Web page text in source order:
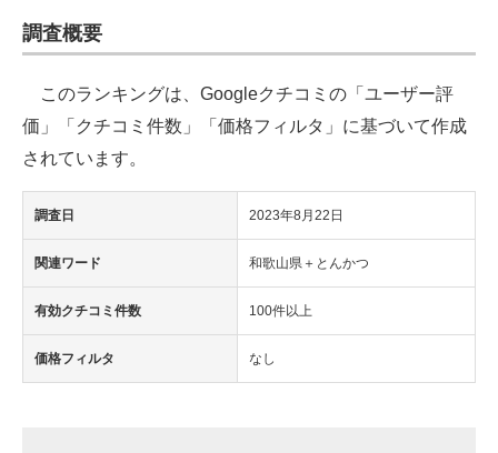
エレクトロニクス専門サイト
エネルギーの専門メディア
建設×テクノロジーの最前線
ちょっと気になるネットの話題
調査概要
このランキングは、Googleクチコミの「ユーザー評
価」「クチコミ件数」「価格フィルタ」に基づいて作成
されています。
調査日 2023年8月22日
関連ワード 和歌山県＋とんかつ
有効クチコミ件数 100件以上
価格フィルタ なし